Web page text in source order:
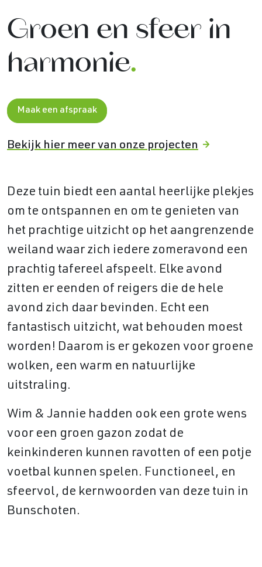
Groen en sfeer in
harmonie.
Maak een afspraak
Bekijk hier meer van onze projecten
Deze tuin biedt een aantal heerlijke plekjes
om te ontspannen en om te genieten van
het prachtige uitzicht op het aangrenzende
weiland waar zich iedere zomeravond een
prachtig tafereel afspeelt. Elke avond
zitten er eenden of reigers die de hele
avond zich daar bevinden. Echt een
fantastisch uitzicht, wat behouden moest
worden! Daarom is er gekozen voor groene
wolken, een warm en natuurlijke
uitstraling.
Wim & Jannie hadden ook een grote wens
voor een groen gazon zodat de
keinkinderen kunnen ravotten of een potje
voetbal kunnen spelen. Functioneel, en
sfeervol, de kernwoorden van deze tuin in
Bunschoten.